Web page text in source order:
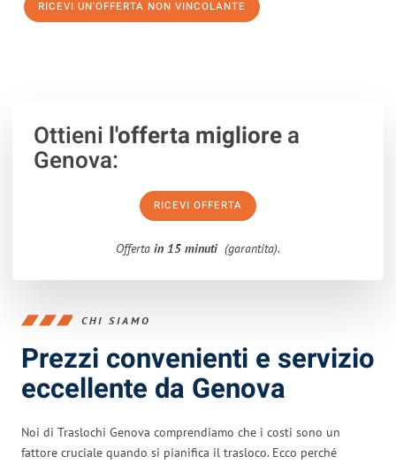
RICEVI UN'OFFERTA NON VINCOLANTE
Ottieni l'offerta migliorea
Genova:
RICEVI OFFERTA
Offerta in 15 minuti (garantita).
CHI SIAMO
Prezzi convenienti e servizio
eccellente da Genova
Noi di Traslochi Genova comprendiamo che i costi sono un
fattore cruciale quando si pianifica il trasloco. Ecco perché